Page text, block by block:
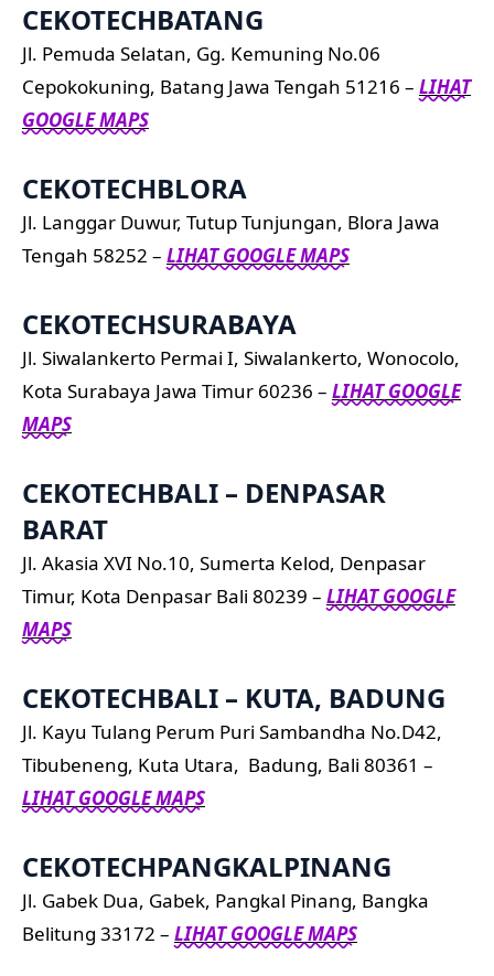
CEKOTECHBATANG
Jl. Pemuda Selatan, Gg. Kemuning No.06
Cepokokuning, Batang Jawa Tengah 51216 – LIHAT
GOOGLE MAPS
CEKOTECHBLORA
Jl. Langgar Duwur, Tutup Tunjungan, Blora Jawa
Tengah 58252 – LIHAT GOOGLE MAPS
CEKOTECHSURABAYA
Jl. Siwalankerto Permai I, Siwalankerto, Wonocolo,
Kota Surabaya Jawa Timur 60236 – LIHAT GOOGLE
MAPS
CEKOTECHBALI – DENPASAR
BARAT
Jl. Akasia XVI No.10, Sumerta Kelod, Denpasar
Timur, Kota Denpasar Bali 80239 – LIHAT GOOGLE
MAPS
CEKOTECHBALI – KUTA, BADUNG
Jl. Kayu Tulang Perum Puri Sambandha No.D42,
Tibubeneng, Kuta Utara, Badung, Bali 80361 –
LIHAT GOOGLE MAPS
CEKOTECHPANGKALPINANG
Jl. Gabek Dua, Gabek, Pangkal Pinang, Bangka
Belitung 33172 – LIHAT GOOGLE MAPS